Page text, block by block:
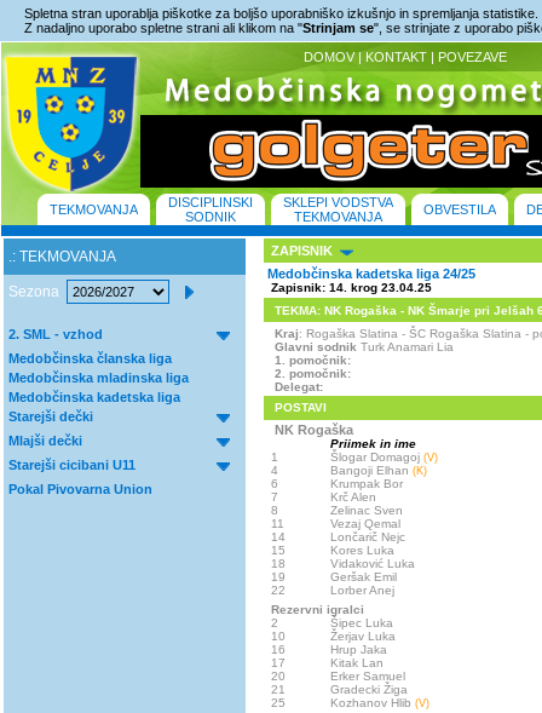
Spletna stran uporablja piškotke za boljšo uporabniško izkušnjo in spremljanja statistike.
Z nadaljno uporabo spletne strani ali klikom na "Strinjam se", se strinjate z uporabo
DOMOV | KONTAKT | POVEZAVE
TEKMOVANJA
DISCIPLINSKI
SODNIK
SKLEPI VODSTVA
TEKMOVANJA
OBVESTILA
.: TEKMOVANJA
Sezona
2. SML - vzhod
Medobčinska članska liga
Medobčinska mladinska liga
Medobčinska kadetska liga
Starejši dečki
Mlajši dečki
Starejši cicibani U11
Pokal Pivovarna Union
ZAPISNIK
Medobčinska kadetska liga 24/25
Zapisnik: 14. krog 23.04.25
TEKMA: NK Rogaška - NK Šmarje pri Jelšah
Kraj: Rogaška Slatina - ŠC Rogaška Slatina
Glavni sodnik Turk Anamari Lia
1. pomočnik:
2. pomočnik:
Delegat:
POSTAVI
NK Rogaška
Priimek in ime
1
Šlogar Domagoj (V)
4 Bangoji Elhan (K)
6
Krumpak Bor
7
Krč Alen
8
Zelinac Sven
11
Vezaj Qemal
14
Lončarič Nejc
15
Kores Luka
18
Vidaković Luka
19
Geršak Emil
22
Lorber Anej
Rezervni igralci
2
Šipec Luka
10
Žerjav Luka
16
Hrup Jaka
17
Kitak Lan
20
Erker Samuel
21
Gradecki Žiga
25
Kozhanov Hlib (V)